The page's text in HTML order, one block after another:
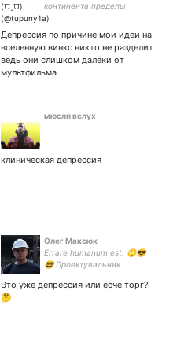
континента пределы
Депрессия по причине мои идеи на
вселенную винкс никто не разделит
ведь они слишком далёки от
мультфильма
мюсли вслух
клиническая депрессия
Олег Максюк
Errare humanum est. 🙄😎
🤓 Проектувальник
Мільйонер-початківець.
Это уже депрессия или есче торг?
🤔